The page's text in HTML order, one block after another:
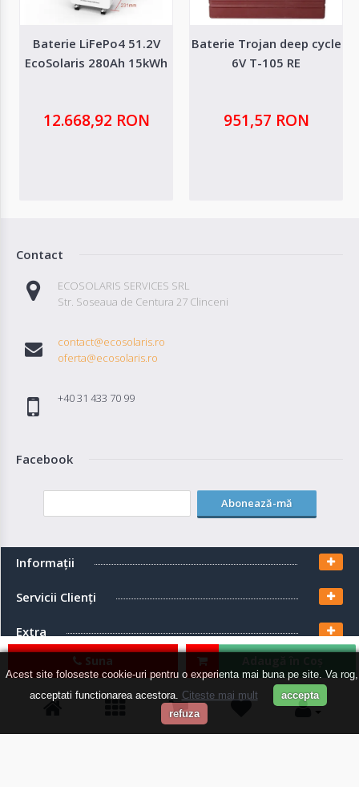
Acest site foloseste cookie-uri pentru o experienta mai buna pe site. Va rog,
acceptati functionarea acestora. Citeste mai mult
accepta
refuza
Baterie LiFePo4 51.2V
EcoSolaris 280Ah 15kWh
12.668,92 RON
Baterie Trojan deep cycle
6V T-105 RE
951,57 RON
Suna
Contact
ECOSOLARIS SERVICES SRL
Str. Soseaua de Centura 27 Clinceni
contact@ecosolaris.ro
oferta@ecosolaris.ro
+40 31 433 70 99
Facebook
Abonează-mă
Informaţii
Servicii Clienţi
Extra
Contul meu